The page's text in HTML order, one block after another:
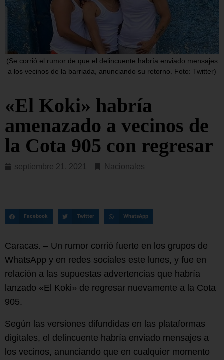
(Se corrió el rumor de que el delincuente habría enviado mensajes
a los vecinos de la barriada, anunciando su retorno. Foto: Twitter)
«El Koki» habría
amenazado a vecinos de
la Cota 905 con regresar
septiembre 21, 2021 Nacionales
Facebook Twitter WhatsApp
Caracas. – Un rumor corrió fuerte en los grupos de
WhatsApp y en redes sociales este lunes, y fue en
relación a las supuestas advertencias que habría
lanzado «El Koki» de regresar nuevamente a la Cota
905.
Según las versiones difundidas en las plataformas
digitales, el delincuente habría enviado mensajes a
los vecinos, anunciando que en cualquier momento